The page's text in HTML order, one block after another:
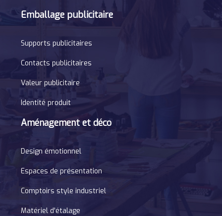
Emballage publicitaire
Supports publicitaires
Contacts publicitaires
Valeur publicitaire
Identité produit
Aménagement et déco
Design émotionnel
Espaces de présentation
Comptoirs style industriel
Matériel d'étalage